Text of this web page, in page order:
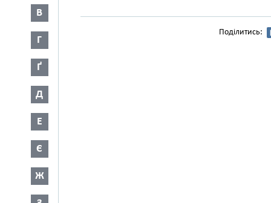
В
Г
Ґ
Д
Е
Є
Ж
Поділитись: